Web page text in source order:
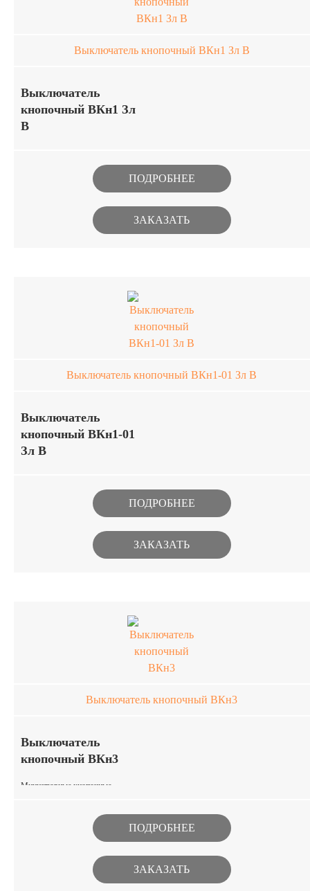
Выключатель кнопочный ВКн1 Зл В
Выключатель
кнопочный ВКн1 Зл
В
выключатели предназначены для
работы в цепях постоянного и
специального назначения. Изделия
изготавливаются в климатическом
ПОДРОБНЕЕ
ЗАКАЗАТЬ
Выключатель кнопочный ВКн1-01 Зл В
Выключатель
кнопочный ВКн1-01
Зл В
выключатели предназначены для
работы в цепях постоянного и
специального назначения. Изделия
изготавливаются в климатическом
ПОДРОБНЕЕ
ЗАКАЗАТЬ
Выключатель кнопочный ВКн3
Выключатель
кнопочный ВКн3
Миниатюрные кнопочные
работы в цепях постоянного и
переменного тока в РЭА
изготавливаются в климатическом
исполнении В. Выключатели
ПОДРОБНЕЕ
ЗАКАЗАТЬ